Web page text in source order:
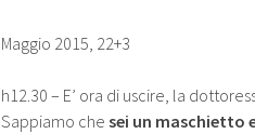
Maggio 2015, 22+3
h12.30 – E’ ora di uscire, la
Sappiamo che sei un maschietto